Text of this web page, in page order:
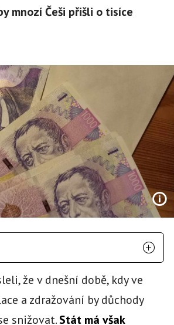
mnozí Češi přišli o tisíce
že v dnešní době, kdy ve
a zdražování by důchody
snižovat.Stát má však